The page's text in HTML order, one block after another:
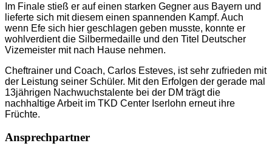
Im Finale stieß er auf einen starken Gegner aus Bayern und
lieferte sich mit diesem einen spannenden Kampf. Auch
wenn Efe sich hier geschlagen geben musste, konnte er
wohlverdient die Silbermedaille und den Titel Deutscher
Vizemeister mit nach Hause nehmen.
Cheftrainer und Coach, Carlos Esteves, ist sehr zufrieden mit
der Leistung seiner Schüler. Mit den Erfolgen der gerade mal
13jährigen Nachwuchstalente bei der DM trägt die
nachhaltige Arbeit im TKD Center Iserlohn erneut ihre
Früchte.
Ansprechpartner